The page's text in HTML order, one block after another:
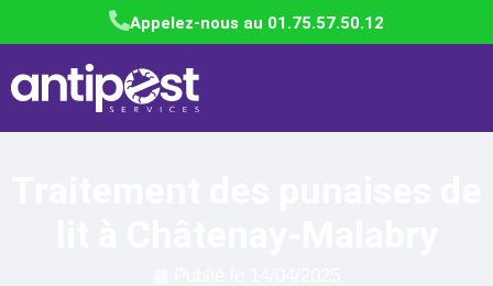
Appelez-nous au 01.75.57.50.12